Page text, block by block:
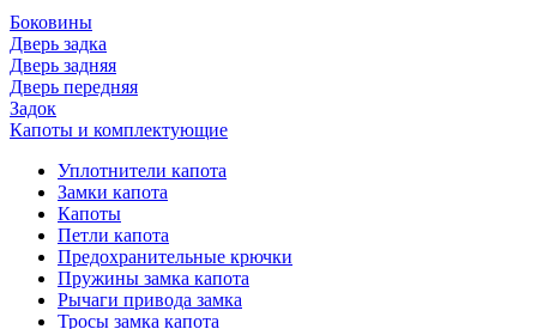
Боковины
Дверь задка
Дверь задняя
Дверь передняя
Задок
Капоты и комплектующие
Уплотнители капота
Замки капота
Капоты
Петли капота
Предохранительные крючки
Пружины замка капота
Рычаги привода замка
Тросы замка капота